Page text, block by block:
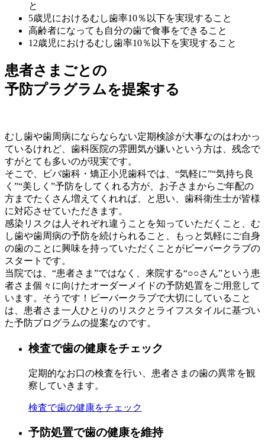
と
5歳児におけるむし歯率10％以下を実現すること
高齢者になっても自分の歯で食事をできること
12歳児におけるむし歯率10％以下を実現すること
患者さまごとの
予防プラグラムを提案する
むし歯や歯周病にならならない定期検診が大事なのはわかっ
ているけれど、歯科医院の雰囲気が嫌いという方は、残念で
すがとても多いのが現実です。
そこで、ビバ歯科・矯正小児歯科では、“気軽に”“気持ち良
く”“美しく”予防をしてくれる方が、お子さまからご年配の
方までたくさん増えてくれれば、と思い、歯科衛生士が皆様
に対応させていただきます。
感染リスクは人それぞれ違うことを知っていただくこと、む
し歯や歯周病の予防を続けられること、もっと気軽にご自身
の歯のことに興味を持っていただくことがビーバークラブの
スタートです。
当院では、“患者さま”ではなく、来院する“○○さん”という患
者さま個々に向けたオーダーメイドの予防処置をご用意して
います。そうです！ ビーバークラブで大切にしていること
は、患者さま一人ひとりのリスクとライフスタイルに基づい
た予防プログラムの提案なのです。
検査で歯の健康をチェック
定期的なお口の検査を行い、患者さまの歯の異常を観
察していきます。
検査で歯の健康をチェック
予防処置で歯の健康を維持